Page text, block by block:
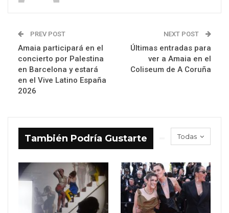
PREV POST
Amaia participará en el
concierto por Palestina
en Barcelona y estará
en el Vive Latino España
2026
NEXT POST
Últimas entradas para
ver a Amaia en el
Coliseum de A Coruña
Todas
También Podría Gustarte